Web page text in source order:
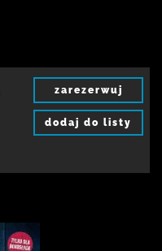
zarezerwuj
dodaj do listy